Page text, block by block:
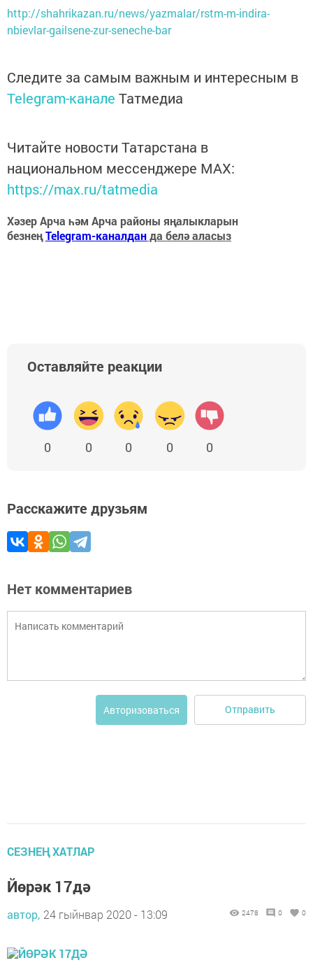
http://shahrikazan.ru/news/yazmalar/rstm-m-indira-
nbievlar-gailsene-zur-seneche-bar
Следите за самым важным и интересным в
Telegram-канале Татмедиа
Читайте новости Татарстана в
национальном мессенджере MАХ:
https://max.ru/tatmedia
Хәзер Арча һәм Арча районы яңалыкларын
безнеңTelegram-каналданда белә аласыз
Оставляйте реакции
0 0 0 0 0
Расскажите друзьям
Нет комментариев
Авторизоваться Отправить
СЕЗНЕҢ ХАТЛАР
Йөрәк 17дә
автор, 24 гыйнвар 2020 - 13:09 2478 0 0